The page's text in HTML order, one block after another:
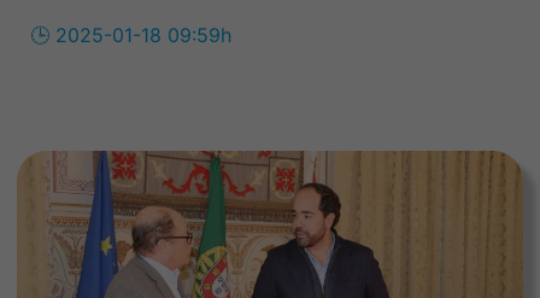
🕒 2025-01-18 09:59h